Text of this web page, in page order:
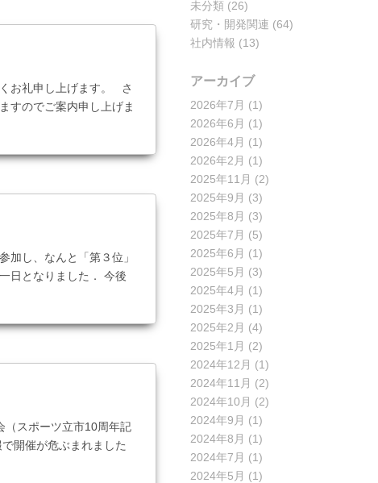
お礼申し上げます。 さ
すのでご案内申し上げま
し、なんと「第３位」
日となりました． 今後
（スポーツ立市10周年記
開催が危ぶまれました
未分類 (26)
研究・開発関連 (64)
社内情報 (13)
アーカイブ
2026年7月 (1)
2026年6月 (1)
2026年4月 (1)
2026年2月 (1)
2025年11月 (2)
2025年9月 (3)
2025年8月 (3)
2025年7月 (5)
2025年6月 (1)
2025年5月 (3)
2025年4月 (1)
2025年3月 (1)
2025年2月 (4)
2025年1月 (2)
2024年12月 (1)
2024年11月 (2)
2024年10月 (2)
2024年9月 (1)
2024年8月 (1)
2024年7月 (1)
2024年5月 (1)